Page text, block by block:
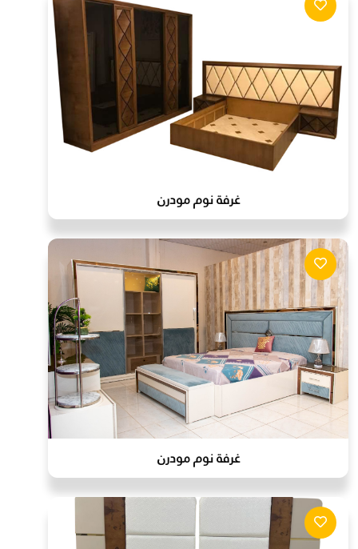
غرفة نوم مودرن
غرفة نوم مودرن